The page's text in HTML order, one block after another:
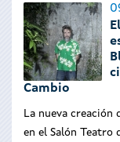
Cambio
La nueva creación
en el Salón Teatro